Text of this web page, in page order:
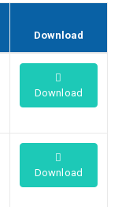
Download
Download
Download